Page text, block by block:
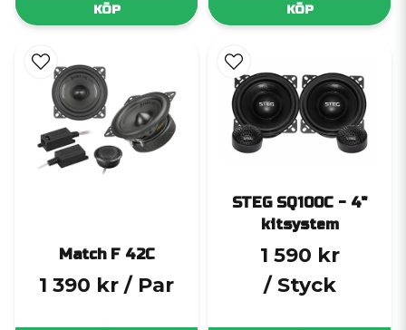
KÖP KÖP
Match F 42C
1 390 kr / Par
STEG SQ100C - 4"
kitsystem
1 590 kr
/ Styck